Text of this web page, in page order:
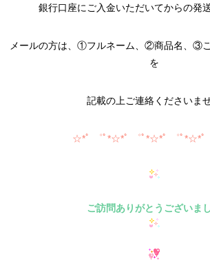
銀行口座にご入金いただいてからの発
メールの方は、①フルネーム、②商品名、③
を
記載の上ご連絡くださいませ
☆*ﾟ ゜ﾟ*☆*ﾟ ゜ﾟ*☆*ﾟ ゜ﾟ*☆*ﾟ
ご訪問ありがとうございま